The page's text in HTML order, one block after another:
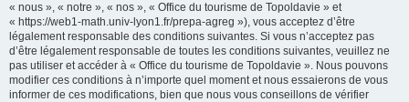
« nous », « notre », « nos », « Office du tourisme de Topoldavie » et
« https://web1-math.univ-lyon1.fr/prepa-agreg »), vous acceptez d’être
légalement responsable des conditions suivantes. Si vous n’acceptez pas
d’être légalement responsable de toutes les conditions suivantes, veuillez ne
pas utiliser et accéder à « Office du tourisme de Topoldavie ». Nous pouvons
modifier ces conditions à n’importe quel moment et nous essaierons de vous
informer de ces modifications, bien que nous vous conseillons de vérifier